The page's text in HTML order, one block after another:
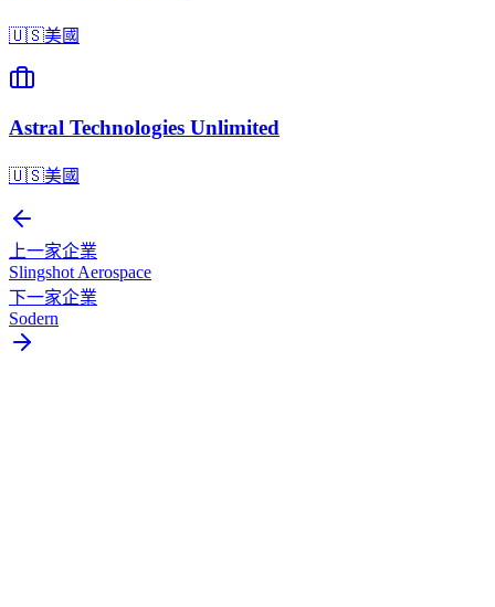
🇺🇸美國
Astral Technologies Unlimited
🇺🇸美國
上一家企業
Slingshot Aerospace
下一家企業
Sodern